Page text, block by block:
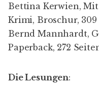
Bettina Kerwien,
Krimi, Broschur, 309
Bernd Mannhardt,
Paperback, 272
Die Lesungen: